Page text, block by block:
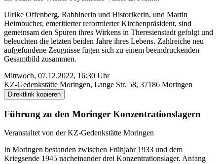
Ulrike Offenberg, Rabbinerin und Historikerin, und Martin
Heimbucher, emeritierter reformierter Kirchen­präsident, sind
gemeinsam den Spuren ihres Wirkens in Theresien­stadt gefolgt und
beleuchten die letzten beiden Jahre ihres Lebens. Zahlreiche neu
aufgefundene Zeugnisse fügen sich zu einem beeindruckenden
Gesamt­bild zusammen.
Mittwoch, 07.12.2022, 16:30 Uhr
KZ-Gedenk­stätte Moringen, Lange Str. 58, 37186 Moringen
Direktlink kopieren
Führung zu den Moringer Konzentrations­lagern
Veranstaltet von der KZ-Gedenk­stätte Moringen
In Moringen bestanden zwischen Frühjahr 1933 und dem
Kriegsende 1945 nacheinander drei Konzentrations­lager. Anfang